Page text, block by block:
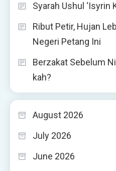
Syarah Ushul ‘Isyrin
Ribut Petir, Hujan
Negeri Petang Ini
Berzakat Sebelum
kah?
August 2026
July 2026
June 2026